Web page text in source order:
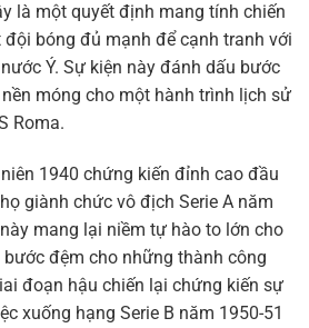
là một quyết định mang tính chiến
bóng đủ mạnh để cạnh tranh với
Ý. Sự kiện này đánh dấu bước
móng cho một hành trình lịch sử
Roma.
1940 chứng kiến đỉnh cao đầu
giành chức vô địch Serie A năm
mang lại niềm tự hào to lớn cho
đệm cho những thành công
đoạn hậu chiến lại chứng kiến sự
xuống hạng Serie B năm 1950-51